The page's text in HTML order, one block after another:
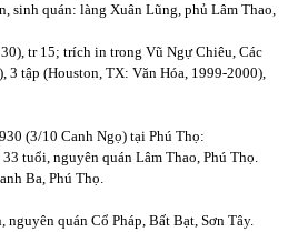
sinh quán: làng Xuân Lũng, phủ Lâm Thao,
tr 15; trích in trong Vũ Ngự Chiêu, Các
3 tập (Houston, TX: Văn Hóa, 1999-2000),
(3/10 Canh Ngọ) tại Phú Thọ:
tuổi, nguyên quán Lâm Thao, Phú Thọ.
Ba, Phú Thọ.
quán Cổ Pháp, Bất Bạt, Sơn Tây.